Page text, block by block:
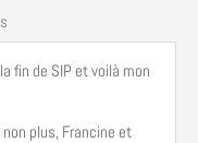
fin de SIP et voilà mon
plus, Francine et